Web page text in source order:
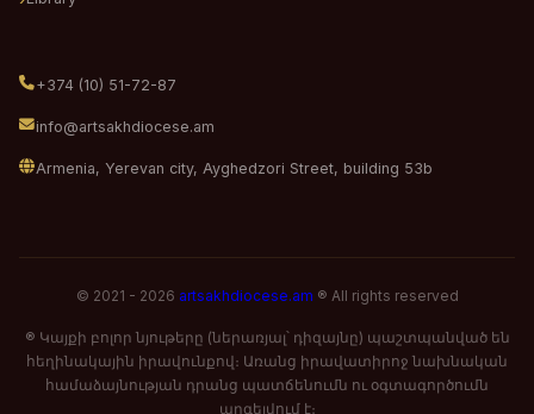
+374 (10) 51-72-87
info@artsakhdiocese.am
Armenia, Yerevan city, Ayghedzori Street, building 53b
© 2021 - 2026 artsakhdiocese.am ® All rights reserved
® Կայքի բոլոր նյութերը (ներառյալ՝ դիզայնը) պաշտպանված են
հեղինակային իրավունքով։ Առանց իրավատիրոջ նախնական
համաձայնության դրանց պատճենումն ու օգտագործումն
արգելվում է։